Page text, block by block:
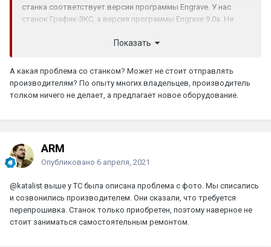
станка соответствует версии программы Engrave. У нас
станок График-3КС, а версия программы Engrave 9.0а. Не
окажется другая версия станка? Заранее спасибо за
Показать
А какая проблема со станком? Может не стоит отправлять
производителям? По опыту многих владельцев, производитель
толком ничего не делает, а предлагает новое оборудование.
ARM
Опубликовано 6 апреля, 2021
@katalist выше у ТС была описана проблема с фото. Мы списались
и созвонились производителем. Они сказали, что требуется
перепрошивка. Станок только приобретен, поэтому наверное не
стоит заниматься самостоятельным ремонтом.